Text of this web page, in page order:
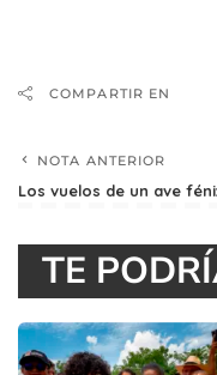
COMPARTIR EN
NOTA ANTERIOR
Los vuelos de un ave
TE